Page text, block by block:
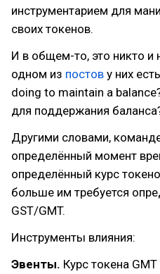
инструментарием для
своих токенов.
И в общем-то, это никто и
одном из постов у них
doing to maintain a
для поддержания
Другими словами,
определённый момент
определённый курс
больше им требуется
GST/GMT.
Инструменты влияния:
Эвенты. Курс токена